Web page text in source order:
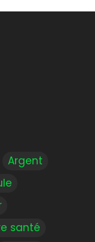
Argent
santé